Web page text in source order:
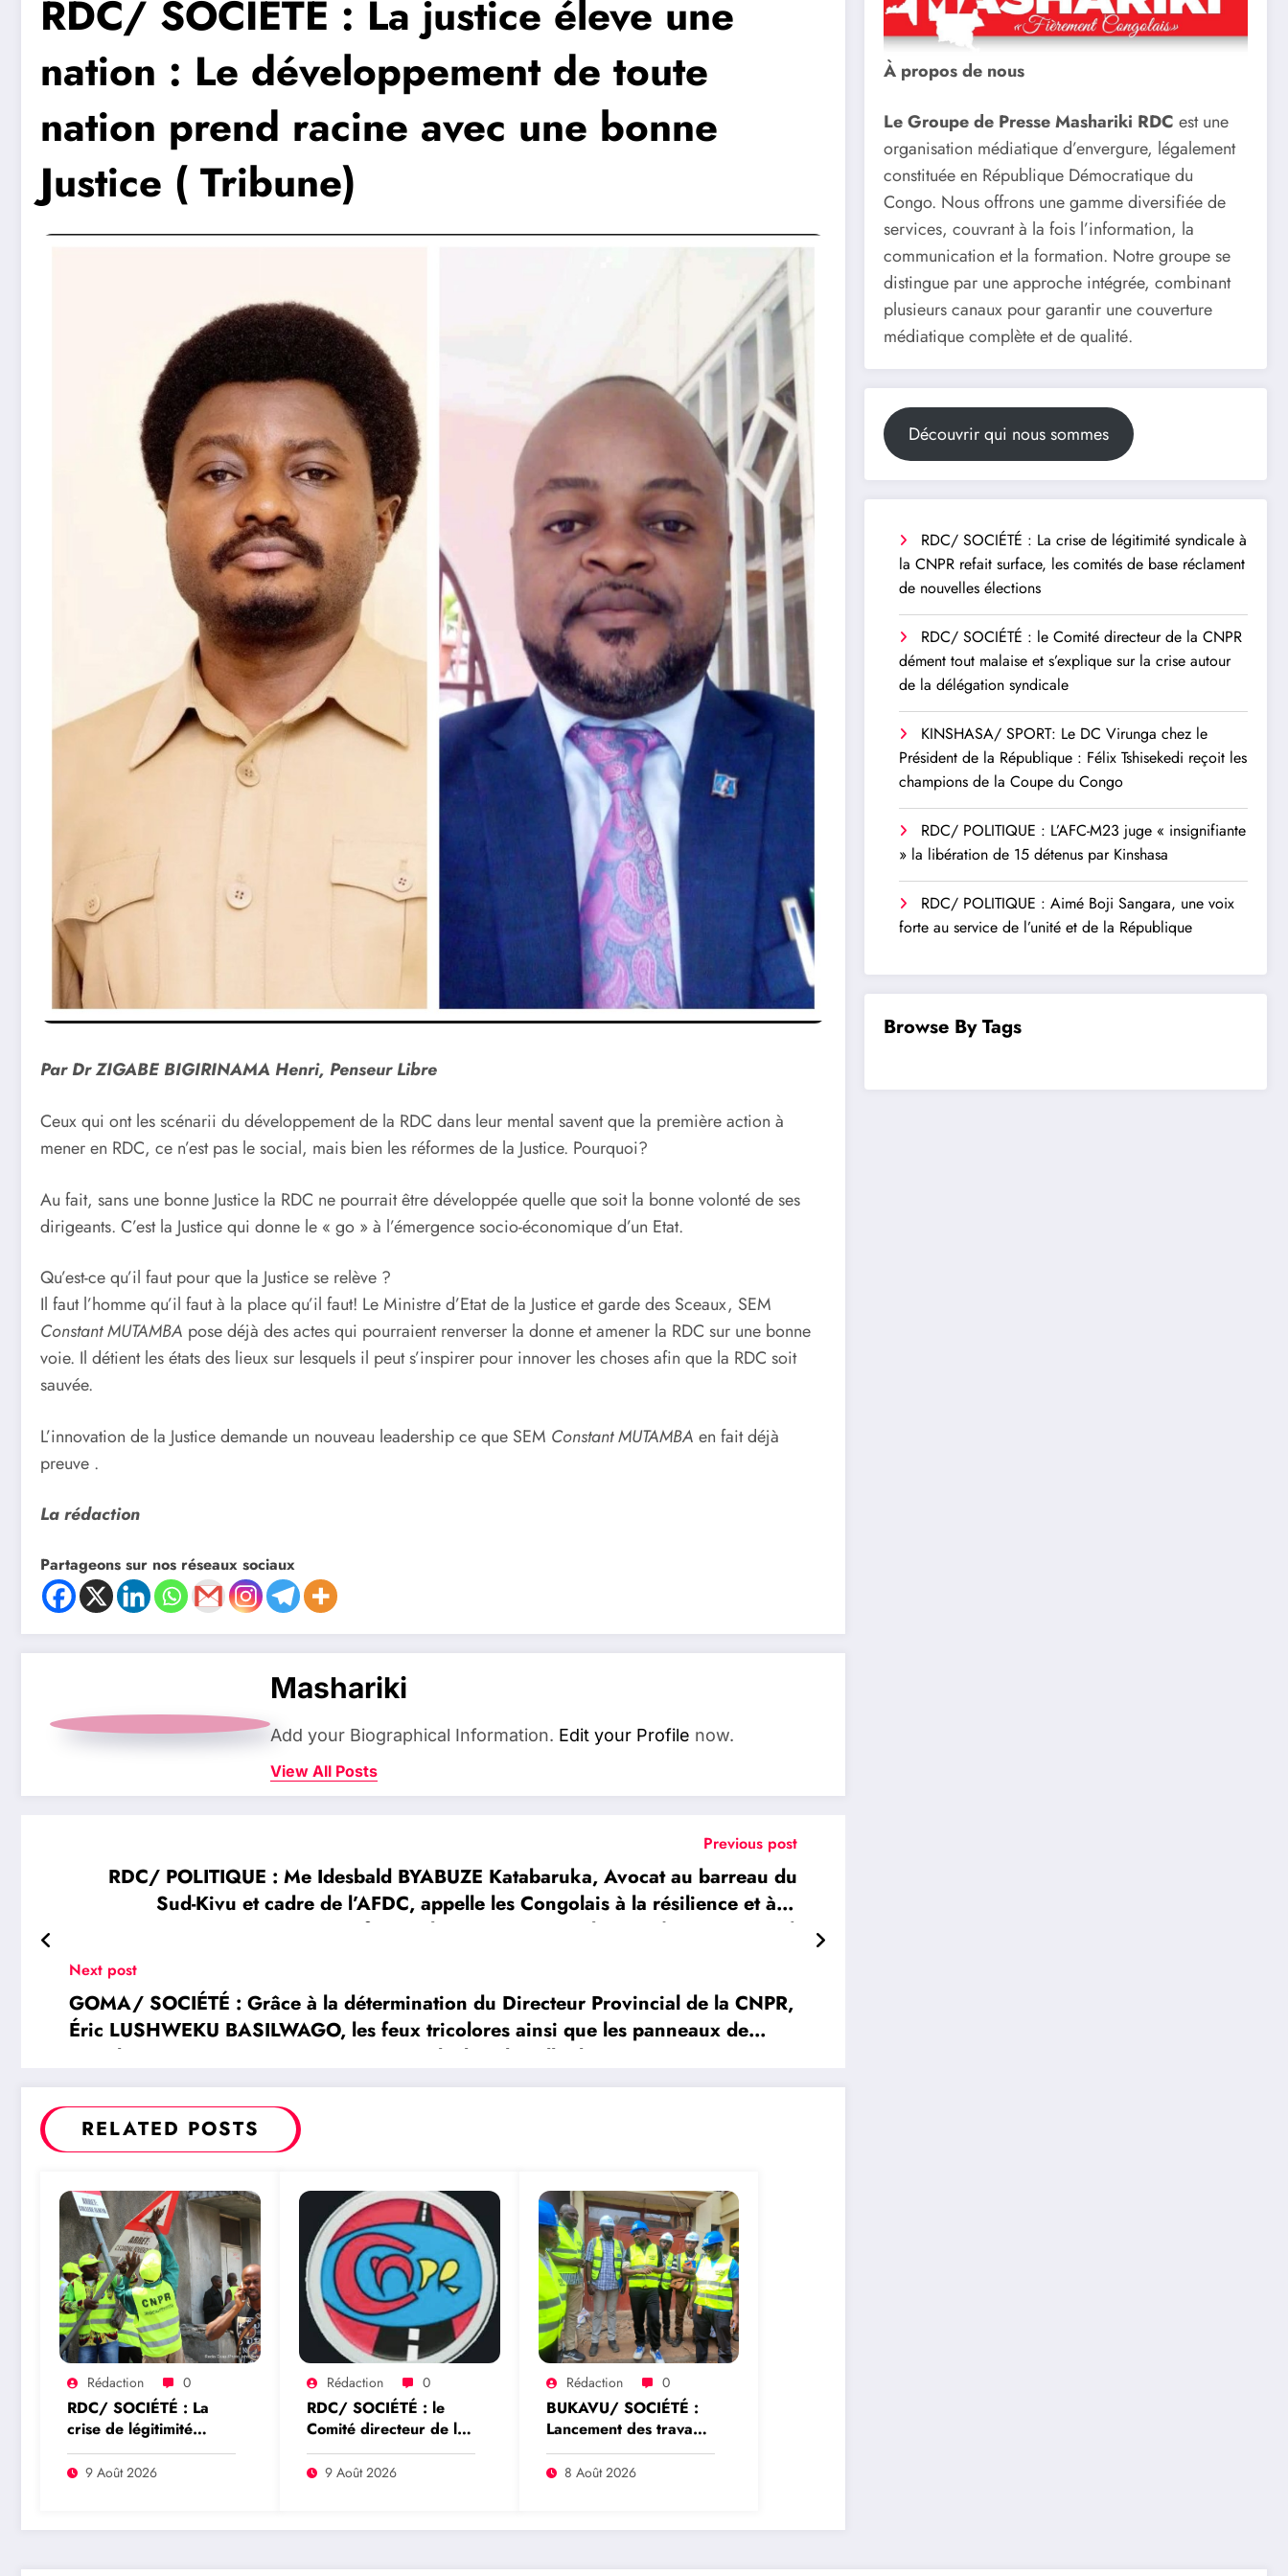
RDC/ SOCIÉTÉ : La justice éleve une
nation : Le développement de toute
nation prend racine avec une bonne
Justice ( Tribune)
Par Dr ZIGABE BIGIRINAMA Henri, Penseur Libre
Ceux qui ont les scénarii du développement de la RDC dans leur mental savent que la première action à
mener en RDC, ce n’est pas le social, mais bien les réformes de la Justice. Pourquoi?
Au fait, sans une bonne Justice la RDC ne pourrait être développée quelle que soit la bonne volonté de ses
dirigeants. C’est la Justice qui donne le « go » à l’émergence socio-économique d’un Etat.
Qu’est-ce qu’il faut pour que la Justice se relève ?
Il faut l’homme qu’il faut à la place qu’il faut! Le Ministre d’Etat de la Justice et garde des Sceaux, SEM
Constant MUTAMBA pose déjà des actes qui pourraient renverser la donne et amener la RDC sur une bonne
voie. Il détient les états des lieux sur lesquels il peut s’inspirer pour innover les choses afin que la RDC soit
sauvée.
L’innovation de la Justice demande un nouveau leadership ce que SEM Constant MUTAMBA en fait déjà
preuve .
La rédaction
Partageons sur nos réseaux sociaux
Mashariki
Add your Biographical Information. Edit your Profile now.
View All Posts
Previous post
RDC/ POLITIQUE : Me Idesbald BYABUZE Katabaruka, Avocat au barreau du
Sud-Kivu et cadre de l’AFDC, appelle les Congolais à la résilience et à la
résistance pour faire échec aux ennemis du pays (Lettre ouverte)
Next post
GOMA/ SOCIÉTÉ : Grâce à la détermination du Directeur Provincial de la CNPR,
Éric LUSHWEKU BASILWAGO, les feux tricolores ainsi que les panneaux de
signalisation sont à nouveau opérationnels dans la Ville de Goma
RELATED POSTS
Rédaction 0
RDC/ SOCIÉTÉ : La
crise de légitimité
syndicale à la CNPR
refait surface, les
élections
9 Août 2026
Rédaction 0
RDC/ SOCIÉTÉ : le
Comité directeur de la
CNPR dément tout
malaise et s’explique
9 Août 2026
Rédaction 0
BUKAVU/ SOCIÉTÉ :
Lancement des travaux
d’aménagement de la
voirie sur l’avenue
Services exécutera
8 Août 2026
À propos de nous
Le Groupe de Presse Mashariki RDC est une
organisation médiatique d’envergure, légalement
constituée en République Démocratique du
Congo. Nous offrons une gamme diversifiée de
services, couvrant à la fois l’information, la
communication et la formation. Notre groupe se
distingue par une approche intégrée, combinant
plusieurs canaux pour garantir une couverture
médiatique complète et de qualité.
Découvrir qui nous sommes
RDC/ SOCIÉTÉ : La crise de légitimité syndicale à
la CNPR refait surface, les comités de base réclament
de nouvelles élections
RDC/ SOCIÉTÉ : le Comité directeur de la CNPR
dément tout malaise et s’explique sur la crise autour
de la délégation syndicale
KINSHASA/ SPORT: Le DC Virunga chez le
Président de la République : Félix Tshisekedi reçoit les
champions de la Coupe du Congo
RDC/ POLITIQUE : L’AFC-M23 juge « insignifiante
» la libération de 15 détenus par Kinshasa
RDC/ POLITIQUE : Aimé Boji Sangara, une voix
forte au service de l’unité et de la République
Browse By Tags